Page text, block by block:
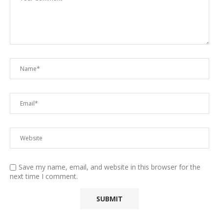
Save my name, email, and website in this browser for the
next time I comment.